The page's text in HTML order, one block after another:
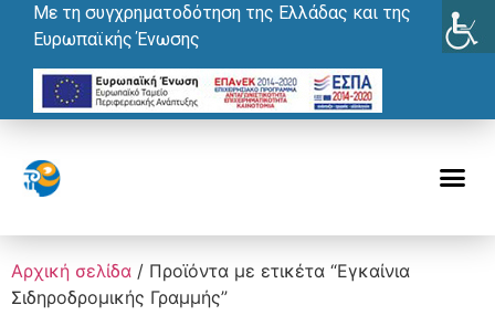
Με τη συγχρηματοδότηση της Ελλάδας και της
Ευρωπαϊκής Ένωσης
Αρχική σελίδα / Προϊόντα με ετικέτα “Εγκαίνια
Σιδηροδρομικής Γραμμής”